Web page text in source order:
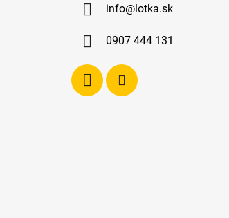
info@lotka.sk
0907 444 131